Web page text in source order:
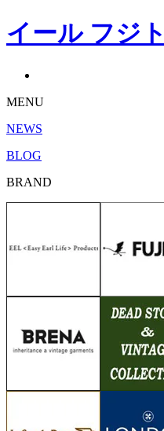
イール フジ
MENU
NEWS
BLOG
BRAND